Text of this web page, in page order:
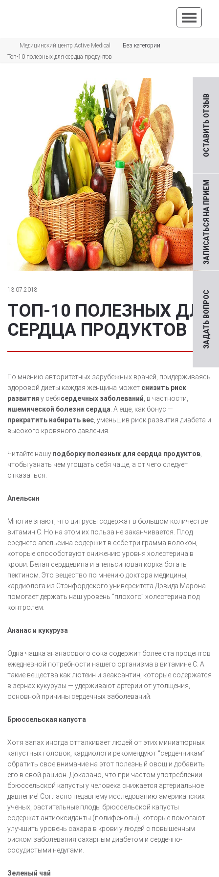
ЗАДАТЬ ВОПРОС
ЗАПИСАТЬСЯ НА ПРИЕМ
ОСТАВИТЬ ОТЗЫВ
Медицинский центр Active Medical
Без категории
Топ-10 полезных для сердца продуктов
13.07.2018
ТОП-10 ПОЛЕЗНЫХ ДЛЯ
СЕРДЦА ПРОДУКТОВ
По мнению авторитетных зарубежных врачей, придерживаясь
здоровой диеты каждая женщина может снизить риск
развития у себясердечных заболеваний , в частности,
ишемической болезни сердца . А еще, как бонус —
прекратить набирать вес , уменьшив риск развития диабета и
высокого кровяного давления.
Читайте нашу подборку полезных для сердца продуктов
чтобы узнать чем угощать себя чаще, а от чего следует
отказаться.
Апельсин
Многие знают, что цитрусы содержат в большом количестве
витамин С. Но на этом их польза не заканчивается. Плод
среднего апельсина содержит в себе три грамма волокон,
которые способствуют снижению уровня холестерина в
крови. Белая сердцевина и апельсиновая корка богаты
пектином. Это вещество по мнению доктора медицины,
кардиолога из Стэнфордского университета Дэвида Марона
помогает держать наш уровень “плохого” холестерина под
контролем.
Ананас и кукуруза
Одна чашка ананасового сока содержит более ста процентов
ежедневной потребности нашего организма в витамине C. А
такие вещества как лютеин и зеаксантин, которые содержатся
в зернах кукурузы — удерживают артерии от утолщения,
основной причины сердечных заболеваний.
Брюссельская капуста
Хотя запах иногда отталкивает людей от этих миниатюрных
капустных головок, кардиологи рекомендуют “сердечникам”
обратить свое внимание на этот полезный овощ и добавить
его в свой рацион. Доказано, что при частом употреблении
брюссельской капусты у человека снижается артериальное
давление! Согласно недавнему исследованию американских
ученых, растительные плоды брюссельской капусты
содержат антиоксиданты (полифенолы), которые помогают
улучшить уровень сахара в крови у людей с повышенным
риском заболевания сахарным диабетом и сердечно-
сосудистыми недугами.
Зеленый чай